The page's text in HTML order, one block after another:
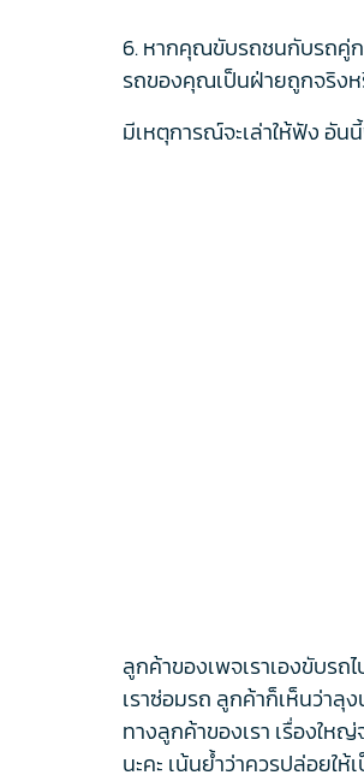
6. หากคุณขับรถชนกับรถคู่ก
รถของคุณเป็นฝ่ายถูกจริงห
มีเหตุการณ์จะเล่าให้ฟัง อัน
ลูกค้าของเพจเราเองขับร
เราซ่อมรถ ลูกค้าก็เห็นว่าลุ
ทางลูกค้าของเรา เรื่องให
นะคะ เน้นย้ำว่าควรปล่อยใ